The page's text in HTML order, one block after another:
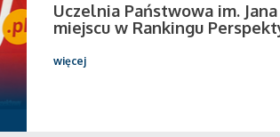
Uczelnia Państwowa im.
miejscu w Rankingu
więcej